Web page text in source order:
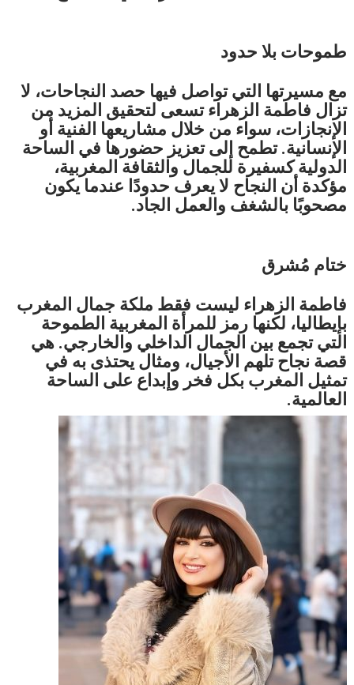
طموحات بلا حدود
مع مسيرتها التي تواصل فيها حصد النجاحات، لا
تزال فاطمة الزهراء تسعى لتحقيق المزيد من
الإنجازات، سواء من خلال مشاريعها الفنية أو
الإنسانية. تطمح إلى تعزيز حضورها في الساحة
الدولية كسفيرة للجمال والثقافة المغربية،
مؤكدة أن النجاح لا يعرف حدودًا عندما يكون
مصحوبًا بالشغف والعمل الجاد.
ختام مُشرق
فاطمة الزهراء ليست فقط ملكة جمال المغرب
بإيطاليا، لكنها رمز للمرأة المغربية الطموحة
التي تجمع بين الجمال الداخلي والخارجي. هي
قصة نجاح تلهم الأجيال، ومثال يحتذى به في
تمثيل المغرب بكل فخر وإبداع على الساحة
العالمية.